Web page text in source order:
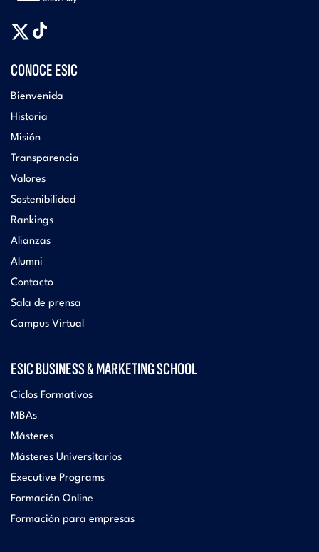
CONOCE ESIC
Bienvenida
Historia
Misión
Transparencia
Valores
Sostenibilidad
Rankings
Alianzas
Alumni
Contacto
Sala de prensa
Campus Virtual
ESIC BUSINESS & MARKETING SCHOOL
Ciclos Formativos
MBAs
Másteres
Másteres Universitarios
Executive Programs
Formación Online
Formación para empresas